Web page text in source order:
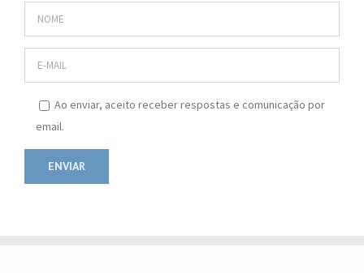
Ao enviar, aceito receber respostas e comunicação por
email.